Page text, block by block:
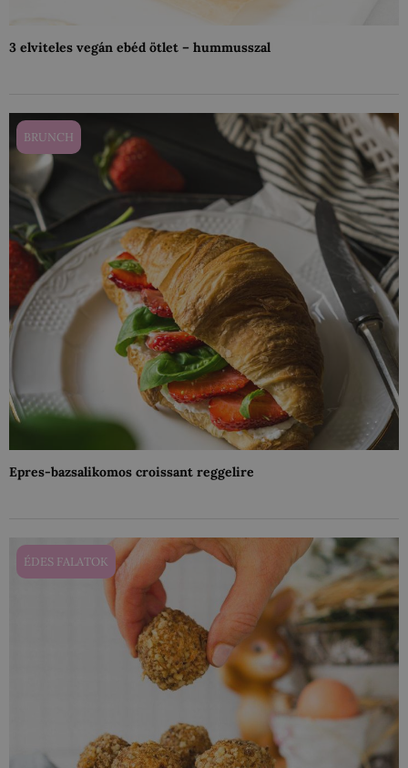
3 elviteles vegán ebéd ötlet – hummusszal
BRUNCH
Epres-bazsalikomos croissant reggelire
ÉDES FALATOK